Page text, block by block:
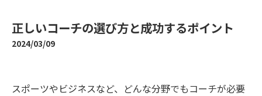
正しいコーチの選び方と成功するポイント
2024/03/09
スポーツやビジネスなど、どんな分野でもコーチが必要